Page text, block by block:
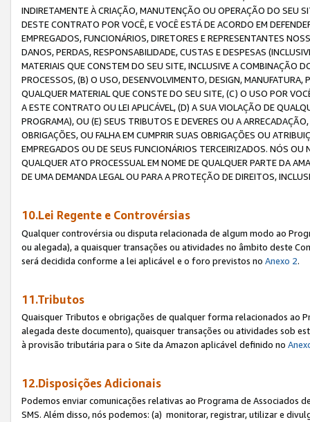
INDIRETAMENTE À CRIAÇÃO, MANUTENÇÃO OU OPERAÇÃO DO SEU
DESTE CONTRATO POR VOCÊ, E VOCÊ ESTÁ DE ACORDO EM
EMPREGADOS, FUNCIONÁRIOS, DIRETORES E REPRESENTANTES
DANOS, PERDAS, RESPONSABILIDADE, CUSTAS E DESPESAS
MATERIAIS QUE CONSTEM DO SEU SITE, INCLUSIVE A COMBINAÇÃO
PROCESSOS, (B) O USO, DESENVOLVIMENTO, DESIGN,
QUALQUER MATERIAL QUE CONSTE DO SEU SITE, (C) O USO POR
A ESTE CONTRATO OU LEI APLICÁVEL, (D) A SUA VIOLAÇÃO DE
PROGRAMA), OU (E) SEUS TRIBUTOS E DEVERES OU A
OBRIGAÇÕES, OU FALHA EM CUMPRIR SUAS OBRIGAÇÕES OU
EMPREGADOS OU DE SEUS FUNCIONÁRIOS TERCEIRIZADOS. NÓS
QUALQUER ATO PROCESSUAL EM NOME DE QUALQUER PARTE DA
DE UMA DEMANDA LEGAL OU PARA A PROTEÇÃO DE DIREITOS,
10.Lei Regente e Controvérsias
Qualquer controvérsia ou disputa relacionada de algum modo ao
ou alegada), a quaisquer transações ou atividades no âmbito deste
será decidida conforme a lei aplicável e o foro previstos no Anexo 2.
11.Tributos
Quaisquer Tributos e obrigações de qualquer forma relacionados ao
alegada deste documento), quaisquer transações ou atividades sob
à provisão tributária para o Site da Amazon aplicável definido no
12.Disposições Adicionais
Podemos enviar comunicações relativas ao Programa de Associados
SMS. Além disso, nós podemos: (a) monitorar, registrar, utilizar e